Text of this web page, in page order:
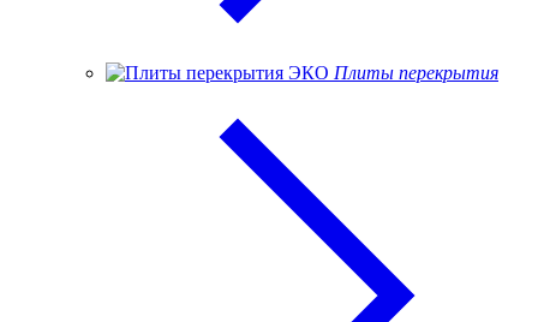
Плиты перекрытия